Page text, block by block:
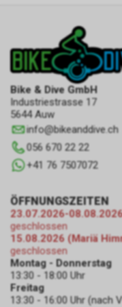
Bike & Dive GmbH
Industriestrasse 17
5644 Auw
info@bikeanddive.ch
056 670 22 22
+41 76 7507072
ÖFFNUNGSZEITEN
23.07.2026-
geschlossen
15.08.2026 (Mariä
geschlossen
Montag - Donnerstag
13:30 - 18:00 Uhr
Freitag
13:30 - 16:00 Uhr (nach